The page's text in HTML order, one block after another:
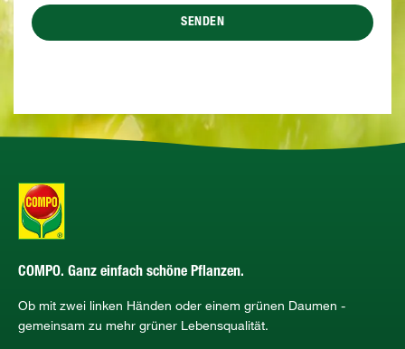
SENDEN
COMPO. Ganz einfach schöne Pflanzen.
Ob mit zwei linken Händen oder einem grünen Daumen -
gemeinsam zu mehr grüner Lebensqualität.